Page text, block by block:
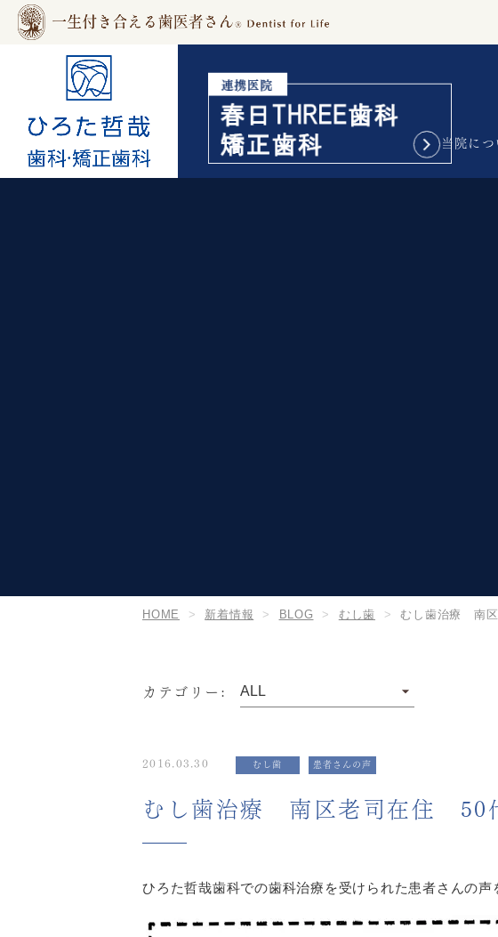
当院につ
HOME 新着情報 BLOG むし歯 むし歯治療 南
カテゴリー:
2016.03.30 むし歯 患者さんの声
むし歯治療 南区老司在住 50
ひろた哲哉歯科での歯科治療を受けられた患者さんの声